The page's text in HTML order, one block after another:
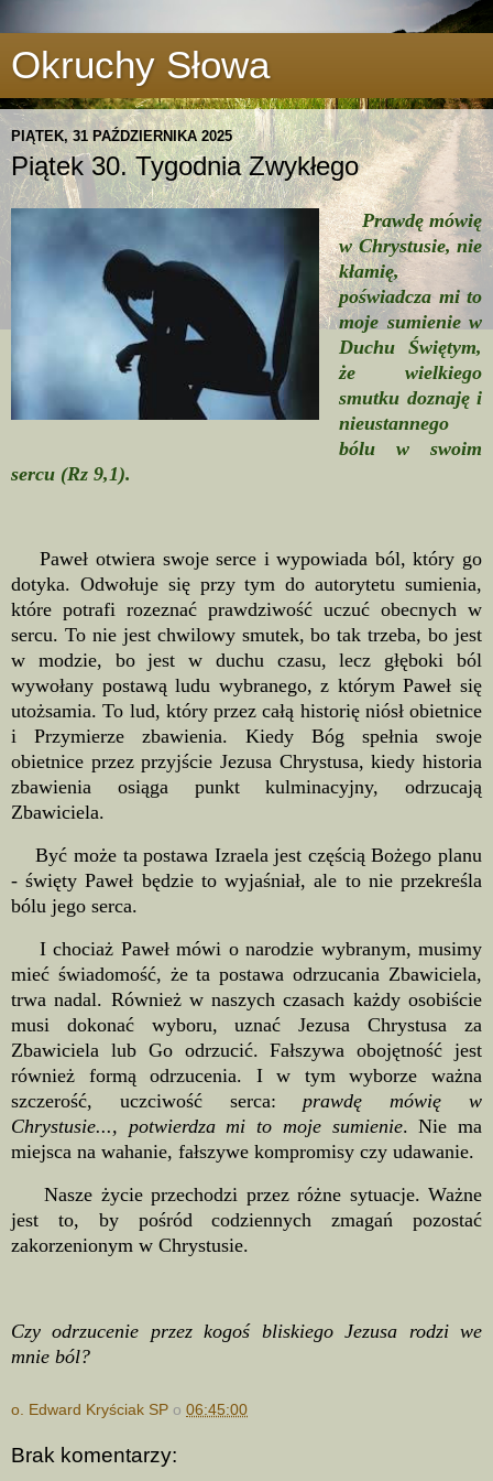
Okruchy Słowa
PIĄTEK, 31 PAŹDZIERNIKA 2025
Piątek 30. Tygodnia Zwykłego
Prawdę mówię
w Chrystusie, nie
kłamię,
poświadcza mi to
moje sumienie w
Duchu Świętym,
że wielkiego
smutku doznaję i
nieustannego
bólu w swoim
sercu (Rz 9,1).
Paweł otwiera swoje serce i wypowiada ból, który go
dotyka. Odwołuje się przy tym do autorytetu sumienia,
które potrafi rozeznać prawdziwość uczuć obecnych w
sercu. To nie jest chwilowy smutek, bo tak trzeba, bo jest
w modzie, bo jest w duchu czasu, lecz głęboki ból
wywołany postawą ludu wybranego, z którym Paweł się
utożsamia. To lud, który przez całą historię niósł obietnice
i Przymierze zbawienia. Kiedy Bóg spełnia swoje
obietnice przez przyjście Jezusa Chrystusa, kiedy historia
zbawienia osiąga punkt kulminacyjny, odrzucają
Zbawiciela.
Być może ta postawa Izraela jest częścią Bożego planu
- święty Paweł będzie to wyjaśniał, ale to nie przekreśla
bólu jego serca.
I chociaż Paweł mówi o narodzie wybranym, musimy
mieć świadomość, że ta postawa odrzucania Zbawiciela,
trwa nadal. Również w naszych czasach każdy osobiście
musi dokonać wyboru, uznać Jezusa Chrystusa za
Zbawiciela lub Go odrzucić. Fałszywa obojętność jest
również formą odrzucenia. I w tym wyborze ważna
szczerość, uczciwość serca:prawdę mówię w
Chrystusie..., potwierdza mi to moje sumienie. Nie ma
miejsca na wahanie, fałszywe kompromisy czy udawanie.
Nasze życie przechodzi przez różne sytuacje. Ważne
jest to, by pośród codziennych zmagań pozostać
zakorzenionym w Chrystusie.
Czy odrzucenie przez kogoś bliskiego Jezusa rodzi we
mnie ból?
o. Edward Kryściak SP o 06:45:00
Brak komentarzy: